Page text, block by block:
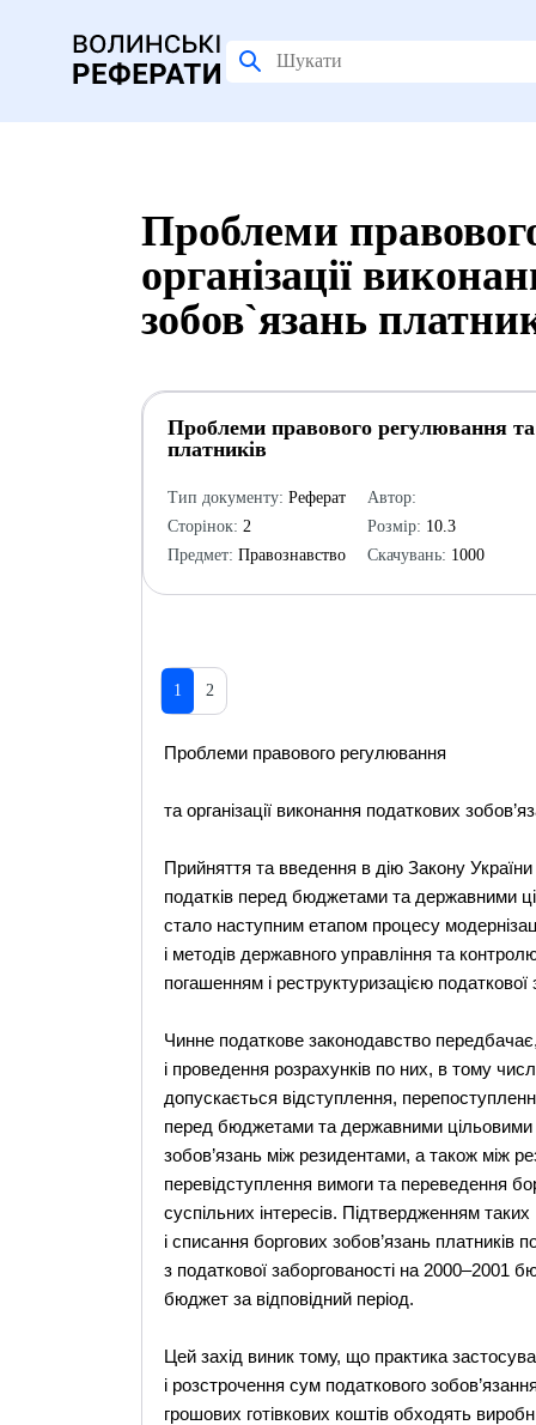
Проблеми
організації
зобов`язань
Проблеми правового регулювання та
платників
Тип документу: Реферат
Сторінок: 2
Предмет: Правознавство
Автор:
Розмір: 10.3
Скачувань: 1000
1 2
Проблеми правового регулювання
та організації виконання податкових
Прийняття та введення в дію Закону
податків перед бюджетами та державними
стало наступним етапом процесу
і методів державного управління та
погашенням і реструктуризацією податкової
Чинне податкове законодавство
і проведення розрахунків по них, в тому
допускається відступлення,
перед бюджетами та державними цільовими
зобов’язань між резидентами, а також між
перевідступлення вимоги та переведення
суспільних інтересів. Підтвердженням
і списання боргових зобов’язань платників
з податкової заборгованості на 2000–2001
бюджет за відповідний період.
Цей захід виник тому, що практика
і розстрочення сум податкового
грошових готівкових коштів обходять